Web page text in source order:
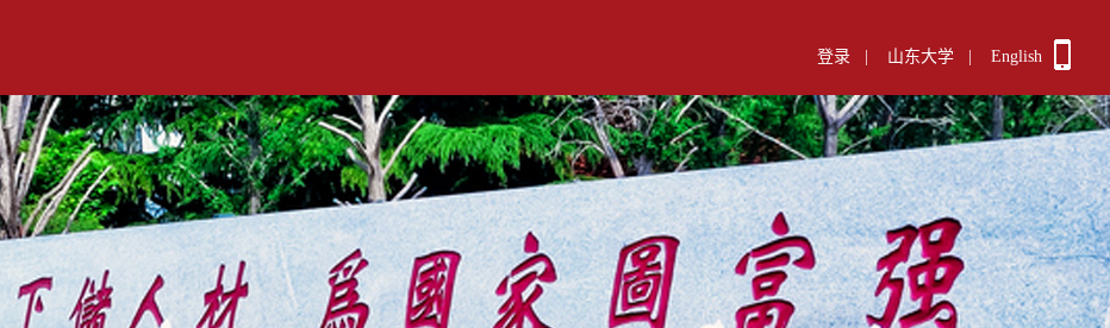
登录 山东大学 English